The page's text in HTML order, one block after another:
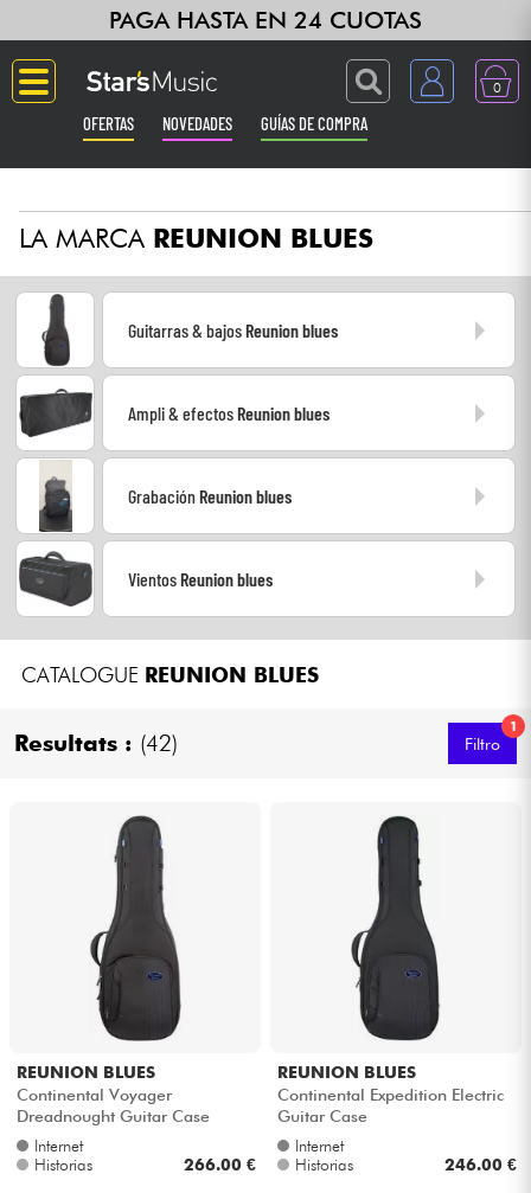
PAGA HASTA EN 24 CUOTAS
0
OFERTAS NOVEDADES GUÍAS DE COMPRA
Guitarras & Bajos
Ampli & Efectos
Pianos
Sintetizadores & samplers
Grabación
Auriculares
Micros
DJ
Sistemas de Sonido
Batería y percusión
Vientos
Violines y cuarteto
Cables & Acces.
LA MARCA REUNION BLUES
Guitarras & bajosReunion blues
Ampli & efectosReunion blues
GrabaciónReunion blues
VientosReunion blues
CATALOGUE REUNION BLUES
Resultats : (42)
1
Filtro
REUNION BLUES
Continental Voyager
Dreadnought Guitar Case
Internet
Historias
266.00 €
REUNION BLUES
Continental Expedition Electric
Guitar Case
Internet
Historias
246.00 €